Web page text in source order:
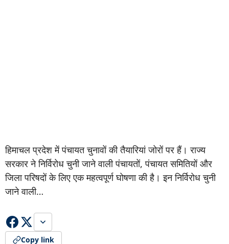
हिमाचल प्रदेश में पंचायत चुनावों की तैयारियां जोरों पर हैं। राज्य
सरकार ने निर्विरोध चुनी जाने वाली पंचायतों, पंचायत समितियों और
जिला परिषदों के लिए एक महत्वपूर्ण घोषणा की है। इन निर्विरोध चुनी
जाने वाली…
Copy link